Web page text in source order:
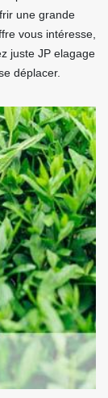
une grande
vous intéresse,
juste JP elagage
déplacer.